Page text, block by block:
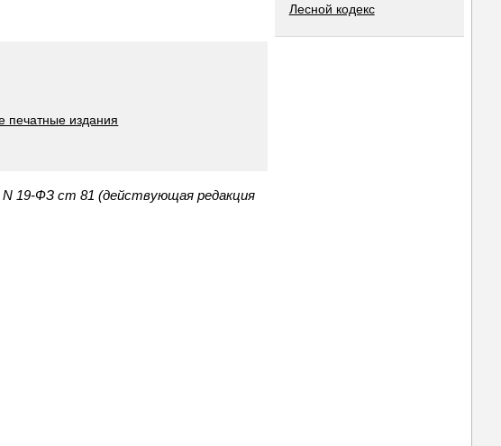
печатные издания
19-ФЗ ст 81 (действующая редакция
Лесной кодекс